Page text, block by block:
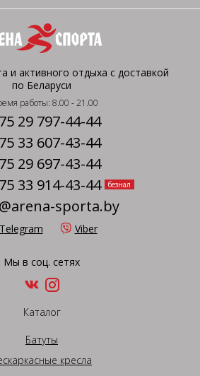
и активного отдыха с доставкой
по Беларуси
работы: 8.00 - 21.00
29 797-44-44
33 607-43-44
29 697-43-44
33 914-43-44
безнал
sporta.by
Telegram Viber
Мы в соц. сетях
Каталог
Батуты
кресла